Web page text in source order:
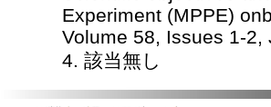
Experiment (MPPE)
Volume 58, Issues 1-
4. 該当無し